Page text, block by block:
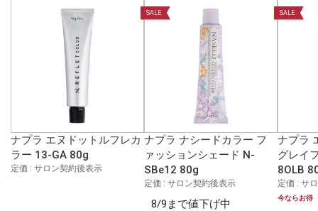
ナプラ エヌドットルフレカ
ラー 13-GA 80g
定価 : サロン契約後表示
SALE
ナプラ ナシードカラー フ
ァッションシェード N-
SBe12 80g
定価 : サロン契約後表示
8/9まで値下げ中
SALE
ナプラ
グレイ
8OLB
定価 : サ
今ならお得